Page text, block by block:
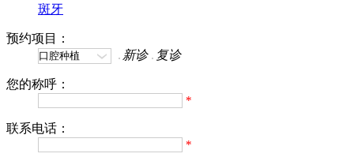
斑牙
预约项目：
新诊
复诊
您的称呼：
*
联系电话：
*